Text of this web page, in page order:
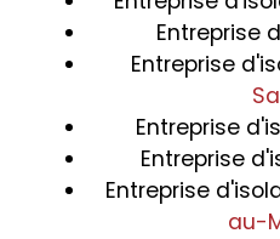
Entreprise
Entreprise
Entreprise
Entreprise
Entreprise
au-